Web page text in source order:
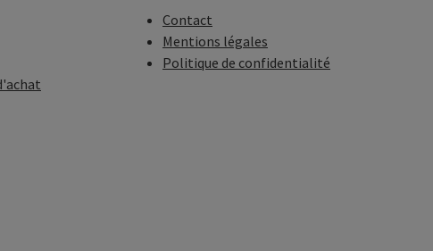
Contact
Mentions légales
Politique de confidentialité